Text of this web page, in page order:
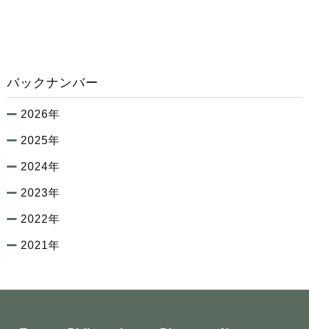
バックナンバー
2026年
2025年
2024年
2023年
2022年
2021年